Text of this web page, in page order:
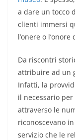
a dare un tocco
clienti immersi
l’onere o
Da riscontri
attribuire ad un
Infatti, la
il necessario
attraverso le
riconoscevano
servizio che le